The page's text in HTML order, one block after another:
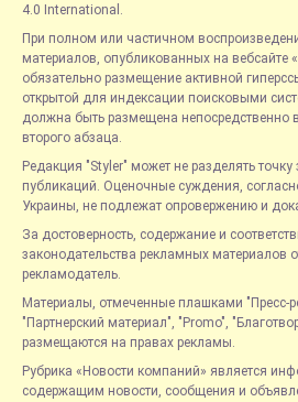
4.0 International.
При полном или частичном
материалов, опубликованных на вебсайте
обязательно размещение активной
открытой для индексации поисковыми
должна быть размещена непосредственно
второго абзаца.
Редакция "Styler" может не разделять точку
публикаций. Оценочные суждения,
Украины, не подлежат опровержению и
За достоверность, содержание и
законодательства рекламных материалов
рекламодатель.
Материалы, отмеченные плашками "Пресс-
"Партнерский материал", "Promo",
размещаются на правах рекламы.
Рубрика «Новости компаний» является
содержащим новости, сообщения и